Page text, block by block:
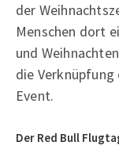
der
Menschen dort
und
die
Event.
Der Red Bull